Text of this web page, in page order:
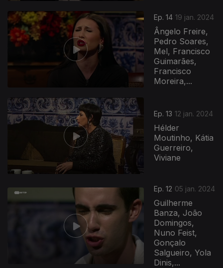
Ep. 14 19 jan. 2024
Ângelo Freire,
Pedro Soares,
Mel, Francisco
Guimarães,
Francisco
Moreira,...
Ep. 13 12 jan. 2024
Hélder
Moutinho, Kátia
Guerreiro,
Viviane
Ep. 12 05 jan. 2024
Guilherme
Banza, João
Domingos,
Nuno Feist,
Gonçalo
Salgueiro, Yola
Dinis,...